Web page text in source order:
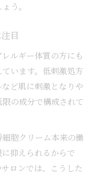
う。
目
ルギー体質の方にも
います。低刺激処方
ど肌に刺激となりや
の成分で構成されて
胞クリーム本来の働
抑えられるからで
ロンでは、こうした